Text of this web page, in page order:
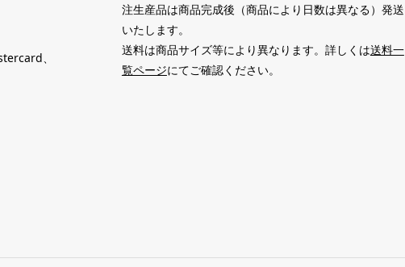
、
注生産品は商品完成後（商品により日数は異なる）発送
いたします。
送料は商品サイズ等により異なります。詳しくは送料一
覧ページにてご確認ください。